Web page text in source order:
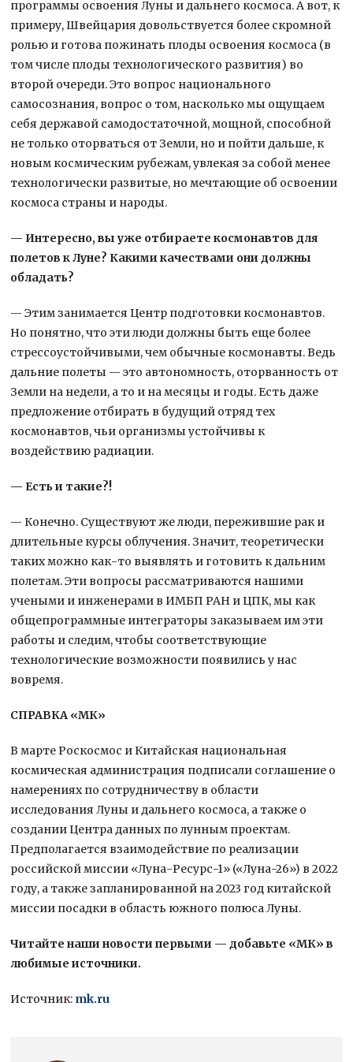
программы освоения Луны и дальнего космоса. А вот, к
примеру, Швейцария довольствуется более скромной
ролью и готова пожинать плоды освоения космоса (в
том числе плоды технологического развития) во
второй очереди. Это вопрос национального
самосознания, вопрос о том, насколько мы ощущаем
себя державой самодостаточной, мощной, способной
не только оторваться от Земли, но и пойти дальше, к
новым космическим рубежам, увлекая за собой менее
технологически развитые, но мечтающие об освоении
космоса страны и народы.
— Интересно, вы уже отбираете космонавтов для
полетов к Луне? Какими качествами они должны
обладать?
— Этим занимается Центр подготовки космонавтов.
Но понятно, что эти люди должны быть еще более
стрессоустойчивыми, чем обычные космонавты. Ведь
дальние полеты — это автономность, оторванность от
Земли на недели, а то и на месяцы и годы. Есть даже
предложение отбирать в будущий отряд тех
космонавтов, чьи организмы устойчивы к
воздействию радиации.
— Есть и такие?!
— Конечно. Существуют же люди, пережившие рак и
длительные курсы облучения. Значит, теоретически
таких можно как-то выявлять и готовить к дальним
полетам. Эти вопросы рассматриваются нашими
учеными и инженерами в ИМБП РАН и ЦПК, мы как
общепрограммные интеграторы заказываем им эти
работы и следим, чтобы соответствующие
технологические возможности появились у нас
вовремя.
СПРАВКА «МК»
В марте Роскосмос и Китайская национальная
космическая администрация подписали соглашение о
намерениях по сотрудничеству в области
исследования Луны и дальнего космоса, а также о
создании Центра данных по лунным проектам.
Предполагается взаимодействие по реализации
российской миссии «Луна-Ресурс-1» («Луна-26») в 2022
году, а также запланированной на 2023 год китайской
миссии посадки в область южного полюса Луны.
Читайте наши новости первыми — добавьте «МК» в
любимые источники.
Источник: mk.ru